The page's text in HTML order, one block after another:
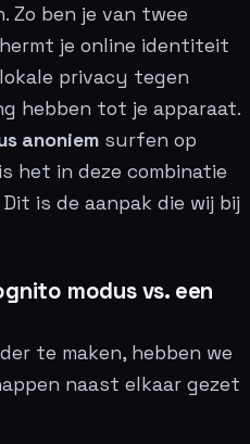
Zo ben je van twee
je online identiteit
privacy tegen
hebben tot je apparaat.
anoniem surfen op
het in deze combinatie
is de aanpak die wij bij
modus vs. een
te maken, hebben we
naast elkaar gezet